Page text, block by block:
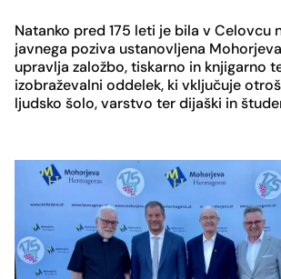
Natanko pred 175 leti je bila v Celovcu
javnega poziva ustanovljena
upravlja založbo, tiskarno in knjigarno
izobraževalni oddelek, ki vključuje
ljudsko šolo, varstvo ter dijaški in